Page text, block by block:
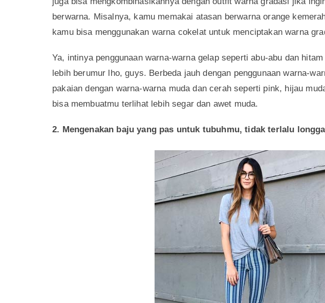
yang cerah akan timbul kontras yang berlebihan sehingga membuat
terlihat jelas. Solusinya kamu bisa menggunakan pakaian dengan
sehingga kamu bisa tetap merasa percaya diri.
Kamu bisa memakai baju dengan warna cerah seperti kuning, ungu,
warna lainnya. Kamu bisa memadupadankannya dengan outfit yang
mengkombinasikannya dengan outfit yang berwarna netral. Misalnya,
berwarna ungu, kamu bisa mengkombinasikannya dengan rok
juga bisa mengkombinasikannya dengan outfit warna gradasi jika